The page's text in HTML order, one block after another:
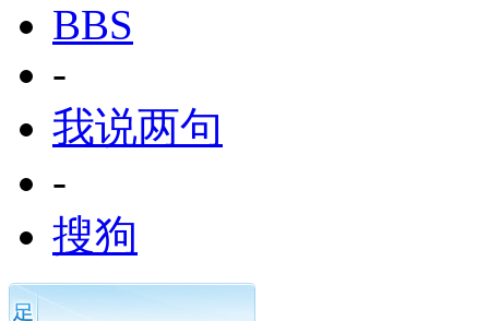
BBS
-
我说两句
-
搜狗